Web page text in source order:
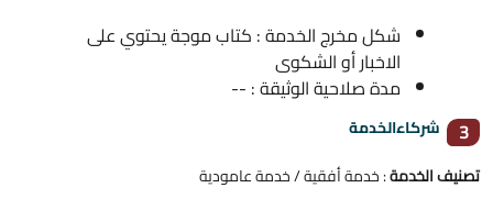
شكل مخرج الخدمة : كتاب موجة يحتوي على
الاخبار أو الشكوى
مدة صلاحية الوثيقة : --
3
شركاءالخدمة
تصنيف الخدمة: خدمة أفقية / خدمة عامودية